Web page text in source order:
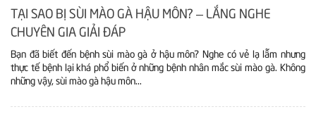
TẠI SAO BỊ SÙI MÀO GÀ HẬU MÔN? – LẮNG NGHE
CHUYÊN GIA GIẢI ĐÁP
Bạn đã biết đến bệnh sùi mào gà ở hậu môn? Nghe có vẻ lạ lẫm nhưng
thực tế bệnh lại khá phổ biến ở những bệnh nhân mắc sùi mào gà. Không
những vậy, sùi mào gà hậu môn...